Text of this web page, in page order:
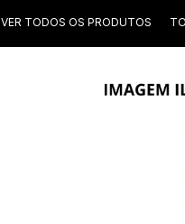
VER TODOS OS PRODUTOS